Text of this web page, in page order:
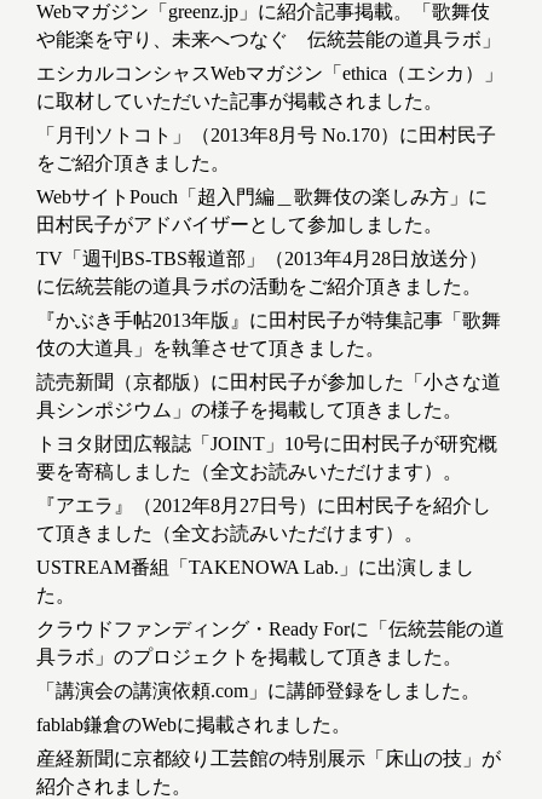
Webマガジン「greenz.jp」に紹介記事掲載。「歌舞伎
や能楽を守り、未来へつなぐ 伝統芸能の道具ラボ」
エシカルコンシャスWebマガジン「ethica（エシカ）」
に取材していただいた記事が掲載されました。
「月刊ソトコト」（2013年8月号 No.170）に田村民子
をご紹介頂きました。
WebサイトPouch「超入門編＿歌舞伎の楽しみ方」に
田村民子がアドバイザーとして参加しました。
TV「週刊BS-TBS報道部」（2013年4月28日放送分）
に伝統芸能の道具ラボの活動をご紹介頂きました。
『かぶき手帖2013年版』に田村民子が特集記事「歌舞
伎の大道具」を執筆させて頂きました。
読売新聞（京都版）に田村民子が参加した「小さな道
具シンポジウム」の様子を掲載して頂きました。
トヨタ財団広報誌「JOINT」10号に田村民子が研究概
要を寄稿しました（全文お読みいただけます）。
『アエラ』（2012年8月27日号）に田村民子を紹介し
て頂きました（全文お読みいただけます）。
USTREAM番組「TAKENOWA Lab.」に出演しまし
た。
クラウドファンディング・Ready Forに「伝統芸能の道
具ラボ」のプロジェクトを掲載して頂きました。
「講演会の講演依頼.com」に講師登録をしました。
fablab鎌倉のWebに掲載されました。
産経新聞に京都絞り工芸館の特別展示「床山の技」が
紹介されました。